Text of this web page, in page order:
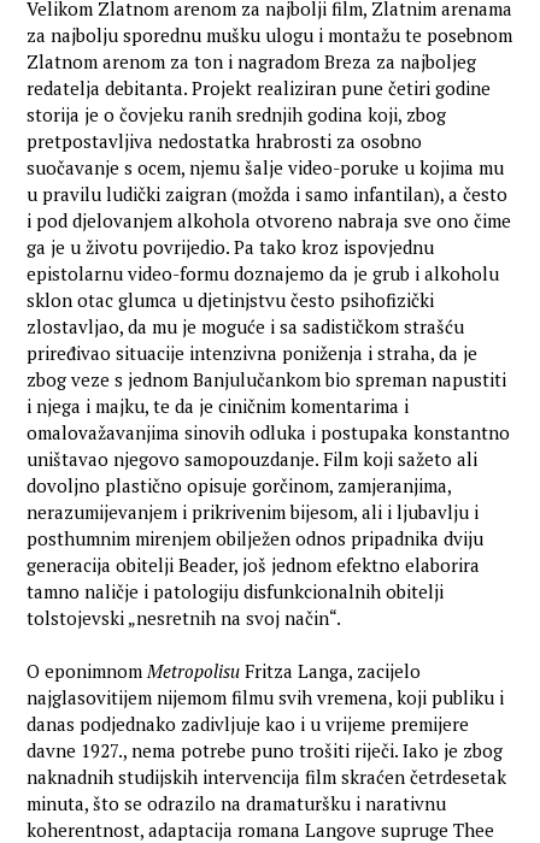
Velikom Zlatnom arenom za najbolji film, Zlatnim arenama
za najbolju sporednu mušku ulogu i montažu te posebnom
Zlatnom arenom za ton i nagradom Breza za najboljeg
redatelja debitanta. Projekt realiziran pune četiri godine
storija je o čovjeku ranih srednjih godina koji, zbog
pretpostavljiva nedostatka hrabrosti za osobno
suočavanje s ocem, njemu šalje video-poruke u kojima mu
u pravilu ludički zaigran (možda i samo infantilan), a često
i pod djelovanjem alkohola otvoreno nabraja sve ono čime
ga je u životu povrijedio. Pa tako kroz ispovjednu
epistolarnu video-formu doznajemo da je grub i alkoholu
sklon otac glumca u djetinjstvu često psihofizički
zlostavljao, da mu je moguće i sa sadističkom strašću
priređivao situacije intenzivna poniženja i straha, da je
zbog veze s jednom Banjulučankom bio spreman napustiti
i njega i majku, te da je ciničnim komentarima i
omalovažavanjima sinovih odluka i postupaka konstantno
uništavao njegovo samopouzdanje. Film koji sažeto ali
dovoljno plastično opisuje gorčinom, zamjeranjima,
nerazumijevanjem i prikrivenim bijesom, ali i ljubavlju i
posthumnim mirenjem obilježen odnos pripadnika dviju
generacija obitelji Beader, još jednom efektno elaborira
tamno naličje i patologiju disfunkcionalnih obitelji
tolstojevski „nesretnih na svoj način“.
O eponimnomMetropolisu Fritza Langa, zacijelo
najglasovitijem nijemom filmu svih vremena, koji publiku i
danas podjednako zadivljuje kao i u vrijeme premijere
davne 1927., nema potrebe puno trošiti riječi. Iako je zbog
naknadnih studijskih intervencija film skraćen četrdesetak
minuta, što se odrazilo na dramaturšku i narativnu
koherentnost, adaptacija romana Langove supruge Thee